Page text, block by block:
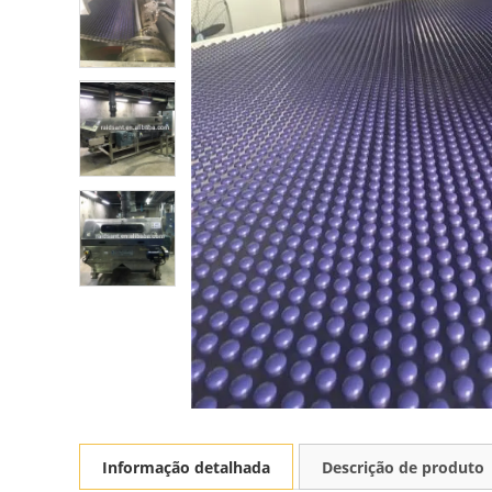
Informação detalhada Descrição de produto